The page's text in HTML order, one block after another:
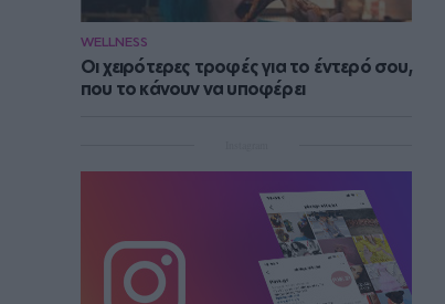
WELLNESS
Οι χειρότερες τροφές για το έντερό σου,
που το κάνουν να υποφέρει